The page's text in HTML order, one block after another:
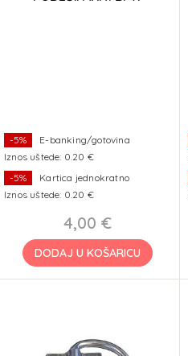
-5%
E-banking/gotovina
Iznos uštede: 0.20 €
-5%
Kartica jednokratno
Iznos uštede: 0.20 €
4,00 €
DODAJ U KOŠARICU